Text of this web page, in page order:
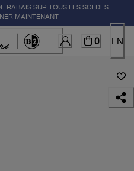
RABAIS SUR TOUS LES SOLDES
MAINTENANT
0 EN